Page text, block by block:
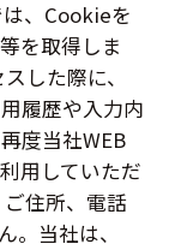
、Cookieを
を取得しま
した際に、
履歴や入力内
度当社WEB
用していただ
住所、電話
。当社は、